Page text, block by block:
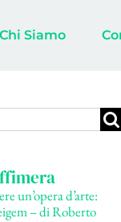
Chi Siamo
un’opera d’arte:
– di Roberto